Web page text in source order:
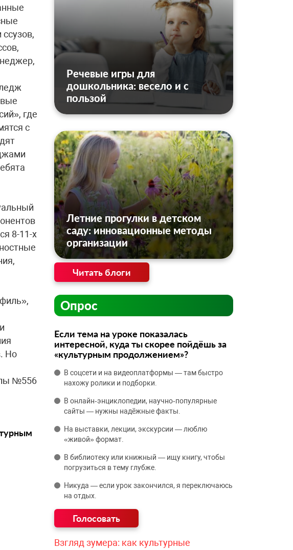
где
с
8-11-х
Но
№556
Речевые игры для
дошкольника: весело и с
пользой
Летние прогулки в детском
саду: инновационные методы
организации
Читать блоги
Опрос
Если тема на уроке показалась
интересной, куда ты скорее пойдёшь за
«культурным продолжением»?
В соцсети и на видеоплатформы — там быстро
нахожу ролики и подборки.
В онлайн‑энциклопедии, научно‑популярные
сайты — нужны надёжные факты.
На выставки, лекции, экскурсии — люблю
«живой» формат.
В библиотеку или книжный — ищу книгу, чтобы
погрузиться в тему глубже.
Никуда — если урок закончился, я переключаюсь
на отдых.
Взгляд зумера: как культурные